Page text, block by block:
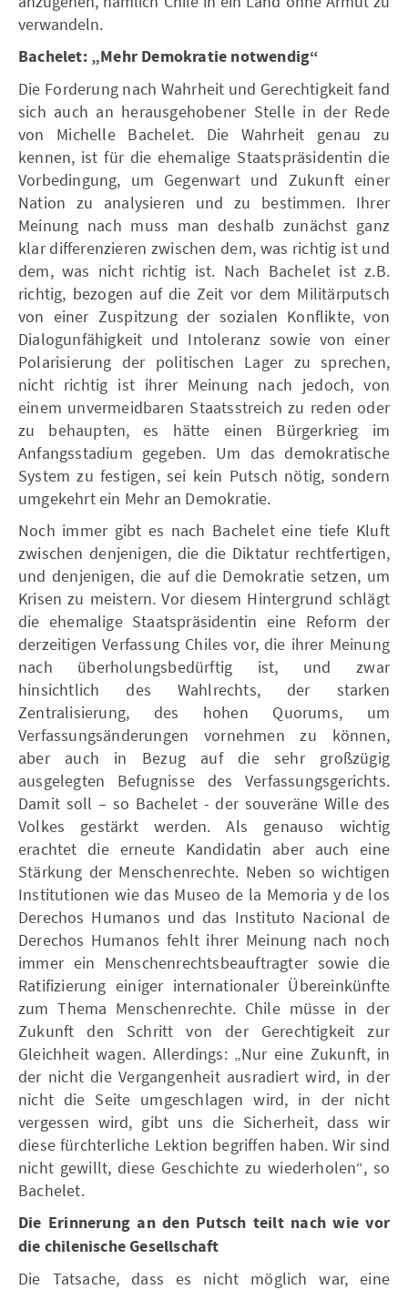
verwandeln.
Bachelet: „Mehr Demokratie notwendig“
Die Forderung nach Wahrheit und Gerechtigkeit fand
sich auch an herausgehobener Stelle in der Rede
von Michelle Bachelet. Die Wahrheit genau zu
kennen, ist für die ehemalige Staatspräsidentin die
Vorbedingung, um Gegenwart und Zukunft einer
Nation zu analysieren und zu bestimmen. Ihrer
Meinung nach muss man deshalb zunächst ganz
klar differenzieren zwischen dem, was richtig ist und
dem, was nicht richtig ist. Nach Bachelet ist z.B.
richtig, bezogen auf die Zeit vor dem Militärputsch
von einer Zuspitzung der sozialen Konflikte, von
Dialogunfähigkeit und Intoleranz sowie von einer
Polarisierung der politischen Lager zu sprechen,
nicht richtig ist ihrer Meinung nach jedoch, von
einem unvermeidbaren Staatsstreich zu reden oder
zu behaupten, es hätte einen Bürgerkrieg im
Anfangsstadium gegeben. Um das demokratische
System zu festigen, sei kein Putsch nötig, sondern
umgekehrt ein Mehr an Demokratie.
Noch immer gibt es nach Bachelet eine tiefe Kluft
zwischen denjenigen, die die Diktatur rechtfertigen,
und denjenigen, die auf die Demokratie setzen, um
Krisen zu meistern. Vor diesem Hintergrund schlägt
die ehemalige Staatspräsidentin eine Reform der
derzeitigen Verfassung Chiles vor, die ihrer Meinung
nach überholungsbedürftig ist, und zwar
hinsichtlich des Wahlrechts, der starken
Zentralisierung, des hohen Quorums, um
Verfassungsänderungen vornehmen zu können,
aber auch in Bezug auf die sehr großzügig
ausgelegten Befugnisse des Verfassungsgerichts.
Damit soll – so Bachelet - der souveräne Wille des
Volkes gestärkt werden. Als genauso wichtig
erachtet die erneute Kandidatin aber auch eine
Stärkung der Menschenrechte. Neben so wichtigen
Institutionen wie das Museo de la Memoria y de los
Derechos Humanos und das Instituto Nacional de
Derechos Humanos fehlt ihrer Meinung nach noch
immer ein Menschenrechtsbeauftragter sowie die
Ratifizierung einiger internationaler Übereinkünfte
zum Thema Menschenrechte. Chile müsse in der
Zukunft den Schritt von der Gerechtigkeit zur
Gleichheit wagen. Allerdings: „Nur eine Zukunft, in
der nicht die Vergangenheit ausradiert wird, in der
nicht die Seite umgeschlagen wird, in der nicht
vergessen wird, gibt uns die Sicherheit, dass wir
diese fürchterliche Lektion begriffen haben. Wir sind
nicht gewillt, diese Geschichte zu wiederholen“, so
Bachelet.
Die Erinnerung an den Putsch teilt nach wie vor
die chilenische Gesellschaft
Die Tatsache, dass es nicht möglich war, eine